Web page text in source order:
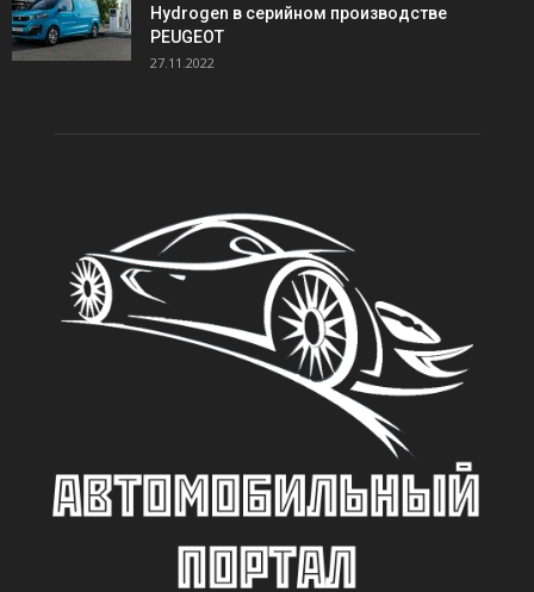
Hydrogen в серийном производстве
PEUGEOT
27.11.2022